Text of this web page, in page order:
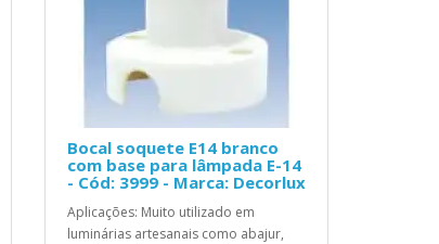
Bocal soquete E14 branco
com base para lâmpada E-14
- Cód: 3999 - Marca: Decorlux
Aplicações: Muito utilizado em
luminárias artesanais como abajur,